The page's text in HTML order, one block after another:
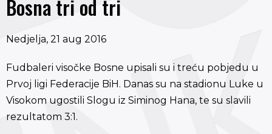
Bosna tri od tri
Nedjelja, 21 aug 2016
Fudbaleri visočke Bosne upisali su i treću pobjedu u
Prvoj ligi Federacije BiH. Danas su na stadionu Luke u
Visokom ugostili Slogu iz Siminog Hana, te su slavili
rezultatom 3:1.